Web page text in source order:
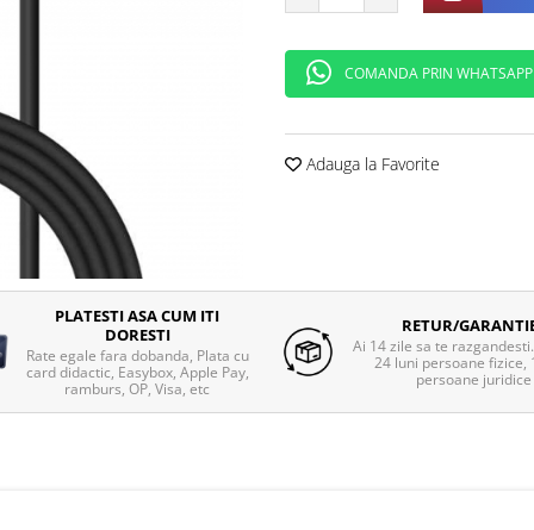
COMANDA PRIN WHATSAPP
Adauga la Favorite
PLATESTI ASA CUM ITI
DORESTI
Rate egale fara dobanda, Plata cu
card didactic, Easybox, Apple Pay,
ramburs, OP, Visa, etc
RETUR/
Ai 14 zile sa te
24 luni persoane fizice,
persoane juridice